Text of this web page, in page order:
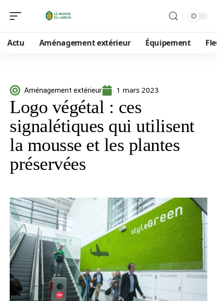
Actu Aménagement extérieur Équipement
Aménagement extérieur 1 mars 2023
Logo végétal : ces
signalétiques qui utilisent
la mousse et les plantes
préservées